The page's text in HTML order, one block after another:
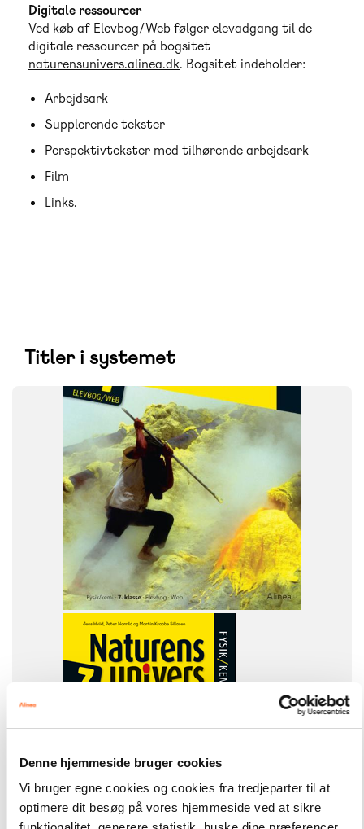
Denne hjemmeside bruger cookies
Vi bruger egne cookies og cookies fra tredjeparter til at
optimere dit besøg på vores hjemmeside ved at sikre
Digitale ressourcer
Ved køb af Elevbog/Web følger elevadgang til de
digitale ressourcer på bogsitet
naturensunivers.alinea.dk. Bogsitet indeholder:
Arbejdsark
Supplerende tekster
Perspektivtekster med tilhørende arbejdsark
Film
Links.
Titler i systemet
Fysik/kemi
Fysik-kemi
NIVEAU
7. klasse
Naturens univers
Alt til Naturens Univers 7. klasse